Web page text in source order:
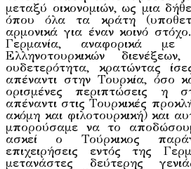
μεταξύ οικονομιών, ως μια
όπου όλα τα κράτη
αρμονικά για έναν κοινό
Γερμανία, αναφορικά
Ελληνοτουρκικών
ουδετερότητα, κρατώντας
απέναντι στην Τουρκία, όσο
ορισμένες περιπτώσεις η
απέναντι στις Τουρκικές
ακόμη και φιλοτουρκική) και
μπορούσαμε να το
ασκεί ο Τούρκικος
επιχειρήσεις εντός της
μετανάστες δεύτερης